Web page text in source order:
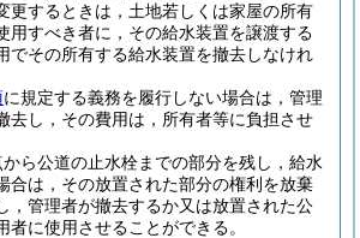
更するときは，土地若しくは家屋の所有
用すべき者に，その給水装置を譲渡する
でその所有する給水装置を撤去しなけれ
に規定する義務を履行しない場合は，管理
去し，その費用は，所有者等に負担させ
ら公道の止水栓までの部分を残し，給水
合は，その放置された部分の権利を放棄
，管理者が撤去するか又は放置された公
者に使用させることができる。